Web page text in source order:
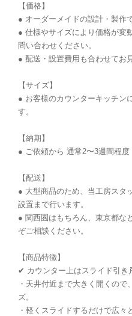
【価格】
● オーダーメイドの設計・製作
● 仕様やサイズにより価格が変
問い合わせください。
● 配送・設置費用も合わせてお
【サイズ】
● お客様のカウンターキッチン
す。
【納期】
● ご依頼から 通常2〜3週間程度
【配送】
● 大型商品のため、当工房スタ
設置まで行います。
● 関西圏はもちろん、東京都な
ぞご相談ください。
【商品特徴】
✔ カウンター上はスライド引き
・天井付近まで大きく開くの
ズ。
・軽くスライドするだけで広